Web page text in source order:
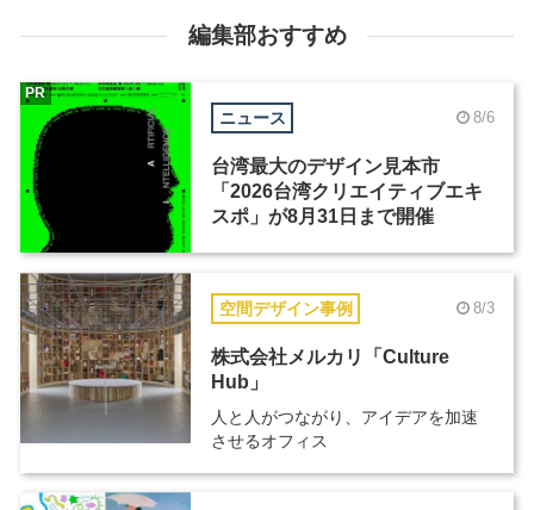
編集部おすすめ
ニュース 8/6
台湾最大のデザイン見本市
「2026台湾クリエイティブエキ
スポ」が8月31日まで開催
PR
空間デザイン事例 8/3
株式会社メルカリ「Culture
Hub」
人と人がつながり、アイデアを加速
させるオフィス